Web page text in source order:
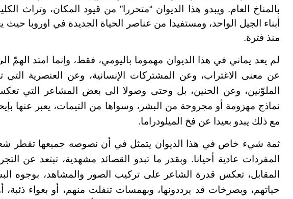
بالمناخ العام. ويبدو هذا الديوان “متحررا” من قيود المكان، وتراث
أبناء الجيل الواحد، ومستفيدا من عناصر الحياة الجديدة في اوروبا
منذ فترة.
لم يعد يماني في هذا الديوان مهموما باليومي، فقط، وإنما امتد الهمّ
عن معنى الاغتراب، وعن المشتركات الإنسانية، وعن العنصرية
الملوّنين، وعن الحنين، بل وحتى وصولا الى بعض المشاعر التي
نماذج مهزومة أو مجروحة من البشر، وسواها من التيمات، يعبر عنها
مع ذلك يبدو بعيدا عن فخ الميلودراما.
ثمة شيء خاص في هذا الديوان يتمثل في أن نصوصه جميعها تقطر
المفردات عادية أحيانا. وبقدر ما تبدو القصائد مشهدية، تبتعد عن
المقابل، تعكس قدرة الشاعر على تركيب الصور والمشاهد، بوجوه
حياتهم، وبصرخات قد يرددونها، وبهمسات تنفلت منهم، أو بعواء